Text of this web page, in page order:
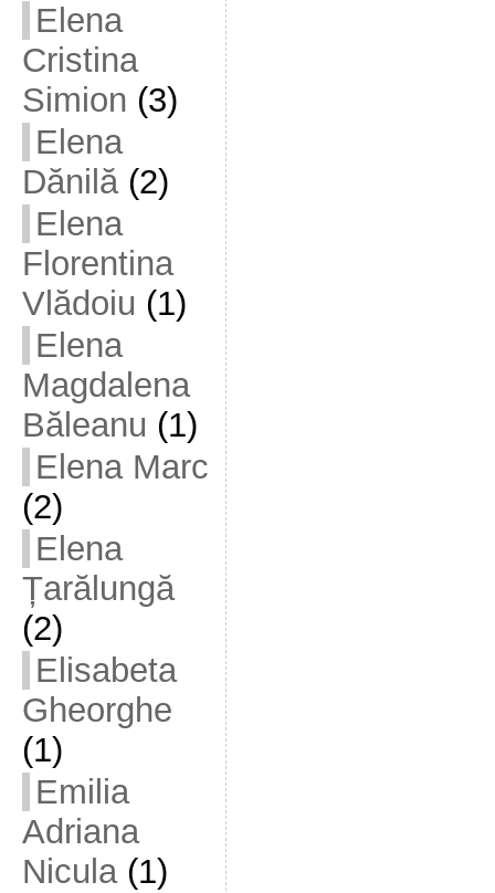
Elena
Cristina
Simion (3)
Elena
Dănilă(2)
Elena
Florentina
Vlădoiu (1)
Elena
Magdalena
Băleanu (1)
Elena Marc
(2)
Elena
Țarălungă
(2)
Elisabeta
Gheorghe
(1)
Emilia
Adriana
Nicula(1)